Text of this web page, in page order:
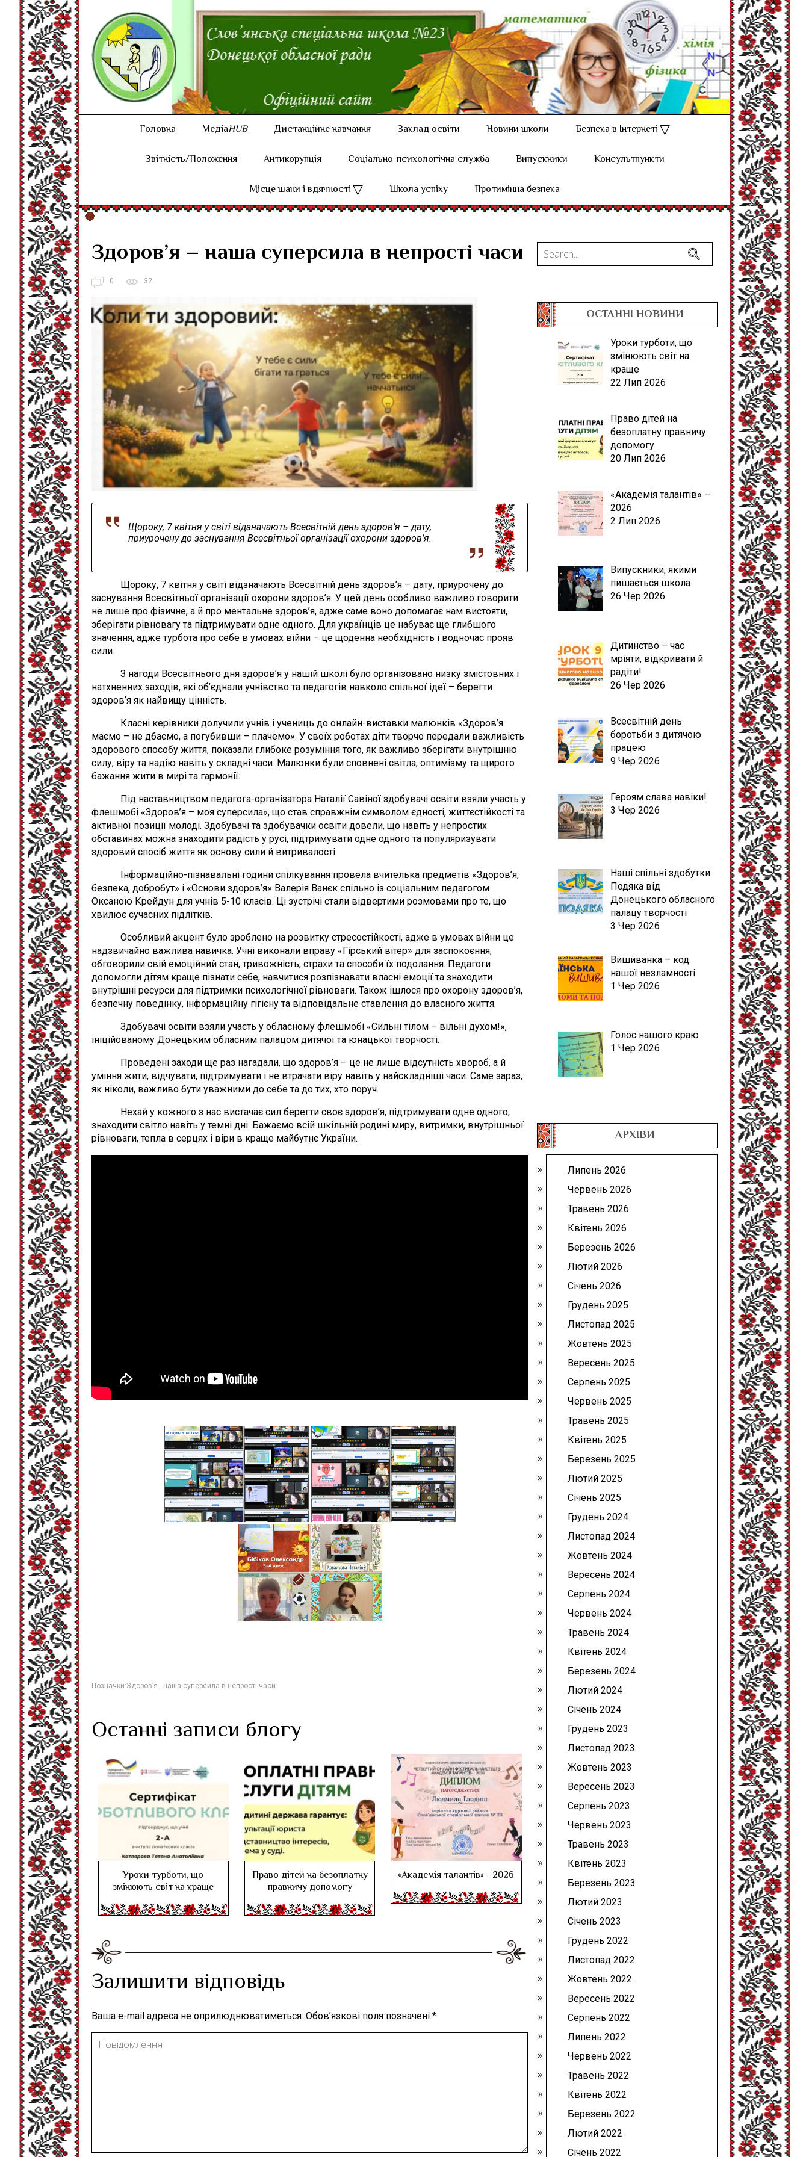
Головна МедіаHUB Дистанційне навчання Заклад освіти Новини школи
Безпека в Інтернеті
Звітність/Положення
Антикорупція Соціально-психологічна служба Випускники
Консультпункти
Місце шани і вдячності
Школа успіху Протимінна безпека
Здоров’я – наша суперсила в непрості часи
0 32
Щороку, 7 квітня у світі відзначають Всесвітній день здоров’я – дату,
приурочену до заснування Всесвітньої організації охорони здоров’я.
Щороку, 7 квітня у світі відзначають Всесвітній день здоров’я – дату, приурочену до
заснування Всесвітньої організації охорони здоров’я. У цей день особливо важливо говорити
не лише про фізичне, а й про ментальне здоров’я, адже саме воно допомагає нам вистояти,
зберігати рівновагу та підтримувати одне одного. Для українців це набуває ще глибшого
значення, адже турбота про себе в умовах війни – це щоденна необхідність і водночас прояв
сили.
З нагоди Всесвітнього дня здоров’я у нашій школі було організовано низку змістовних і
натхненних заходів, які об’єднали учнівство та педагогів навколо спільної ідеї – берегти
здоров’я як найвищу цінність.
Класні керівники долучили учнів і учениць до онлайн-виставки малюнків «Здоров’я
маємо – не дбаємо, а погубивши – плачемо». У своїх роботах діти творчо передали важливість
здорового способу життя, показали глибоке розуміння того, як важливо зберігати внутрішню
силу, віру та надію навіть у складні часи. Малюнки були сповнені світла, оптимізму та щирого
бажання жити в мирі та гармонії.
Під наставництвом педагога-організатора Наталії Савіної здобувачі освіти взяли участь у
флешмобі «Здоров’я – моя суперсила», що став справжнім символом єдності, життєстійкості та
активної позиції молоді. Здобувачі та здобувачки освіти довели, що навіть у непростих
обставинах можна знаходити радість у русі, підтримувати одне одного та популяризувати
здоровий спосіб життя як основу сили й витривалості.
Інформаційно-пізнавальні години спілкування провела вчителька предметів «Здоров’я,
безпека, добробут» і «Основи здоров’я» Валерія Ванєк спільно із соціальним педагогом
Оксаною Крейдун для учнів 5-10 класів. Ці зустрічі стали відвертими розмовами про те, що
хвилює сучасних підлітків.
Особливий акцент було зроблено на розвитку стресостійкості, адже в умовах війни це
надзвичайно важлива навичка. Учні виконали вправу «Гірський вітер» для заспокоєння,
обговорили свій емоційний стан, тривожність, страхи та способи їх подолання. Педагоги
допомогли дітям краще пізнати себе, навчитися розпізнавати власні емоції та знаходити
внутрішні ресурси для підтримки психологічної рівноваги. Також ішлося про охорону здоров’я,
безпечну поведінку, інформаційну гігієну та відповідальне ставлення до власного життя.
Здобувачі освіти взяли участь у обласному флешмобі «Сильні тілом – вільні духом!»,
ініційованому Донецьким обласним палацом дитячої та юнацької творчості.
Проведені заходи ще раз нагадали, що здоров’я – це не лише відсутність хвороб, а й
уміння жити, відчувати, підтримувати і не втрачати віру навіть у найскладніші часи. Саме зараз,
як ніколи, важливо бути уважними до себе та до тих, хто поруч.
Нехай у кожного з нас вистачає сил берегти своє здоров’я, підтримувати одне одного,
знаходити світло навіть у темні дні. Бажаємо всій шкільній родині миру, витримки, внутрішньої
рівноваги, тепла в серцях і віри в краще майбутнє України.
Позначки:Здоров’я - наша суперсила в непрості часи
Останні записи блогу
Уроки турботи, що
змінюють світ на краще
Право дітей на безоплатну
правничу допомогу
«Академія талантів» - 2026
Залишити відповідь
Ваша e-mail адреса не оприлюднюватиметься. Обов’язкові поля позначені *
ОСТАННІ НОВИНИ
Уроки турботи, що
змінюють світ на
краще
22 Лип 2026
Право дітей на
безоплатну правничу
допомогу
20 Лип 2026
«Академія талантів» –
2026
2 Лип 2026
Випускники, якими
пишається школа
26 Чер 2026
Дитинство – час
мріяти, відкривати й
радіти!
26 Чер 2026
Всесвітній день
боротьби з дитячою
працею
9 Чер 2026
Героям слава навіки!
3 Чер 2026
Наші спільні здобутки:
Подяка від
Донецького обласного
палацу творчості
3 Чер 2026
Вишиванка – код
нашої незламності
1 Чер 2026
Голос нашого краю
1 Чер 2026
АРХІВИ
Липень 2026
Червень 2026
Травень 2026
Квітень 2026
Березень 2026
Лютий 2026
Січень 2026
Грудень 2025
Листопад 2025
Жовтень 2025
Вересень 2025
Серпень 2025
Червень 2025
Травень 2025
Квітень 2025
Березень 2025
Лютий 2025
Січень 2025
Грудень 2024
Листопад 2024
Жовтень 2024
Вересень 2024
Серпень 2024
Червень 2024
Травень 2024
Квітень 2024
Березень 2024
Лютий 2024
Січень 2024
Грудень 2023
Листопад 2023
Жовтень 2023
Вересень 2023
Серпень 2023
Червень 2023
Травень 2023
Квітень 2023
Березень 2023
Лютий 2023
Січень 2023
Грудень 2022
Листопад 2022
Жовтень 2022
Вересень 2022
Серпень 2022
Липень 2022
Червень 2022
Травень 2022
Квітень 2022
Березень 2022
Лютий 2022
Січень 2022